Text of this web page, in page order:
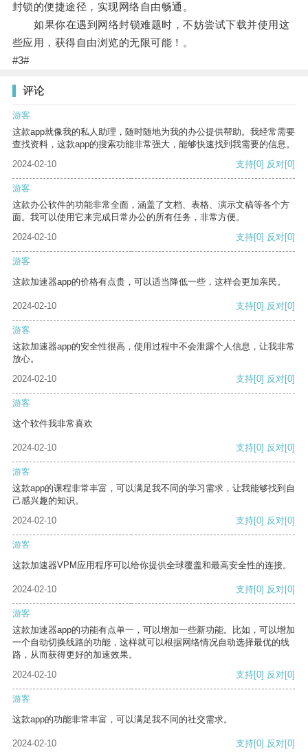
封锁的便捷途径，实现网络自由畅通。
如果你在遇到网络封锁难题时，不妨尝试下载并使用这
些应用，获得自由浏览的无限可能！。
#3#
评论
游客
这款app就像我的私人助理，随时随地为我的办公提供帮助。我经常需要
查找资料，这款app的搜索功能非常强大，能够快速找到我需要的信息。
2024-02-10
支持[0] 反对[0]
游客
这款办公软件的功能非常全面，涵盖了文档、表格、演示文稿等各个方
面。我可以使用它来完成日常办公的所有任务，非常方便。
2024-02-10
支持[0] 反对[0]
游客
这款加速器app的价格有点贵，可以适当降低一些，这样会更加亲民。
2024-02-10 支持[0] 反对[0]
游客
这款加速器app的安全性很高，使用过程中不会泄露个人信息，让我非常
放心。
2024-02-10
支持[0] 反对[0]
游客
这个软件我非常喜欢
2024-02-10 支持[0] 反对[0]
游客
这款app的课程非常丰富，可以满足我不同的学习需求，让我能够找到自
己感兴趣的知识。
2024-02-10
支持[0] 反对[0]
游客
这款加速器VPM应用程序可以给你提供全球覆盖和最高安全性的连接。
2024-02-10 支持[0] 反对[0]
游客
这款加速器app的功能有点单一，可以增加一些新功能。比如，可以增加
一个自动切换线路的功能，这样就可以根据网络情况自动选择最优的线
路，从而获得更好的加速效果。
2024-02-10
支持[0] 反对[0]
游客
这款app的功能非常丰富，可以满足我不同的社交需求。
2024-02-10 支持[0] 反对[0]